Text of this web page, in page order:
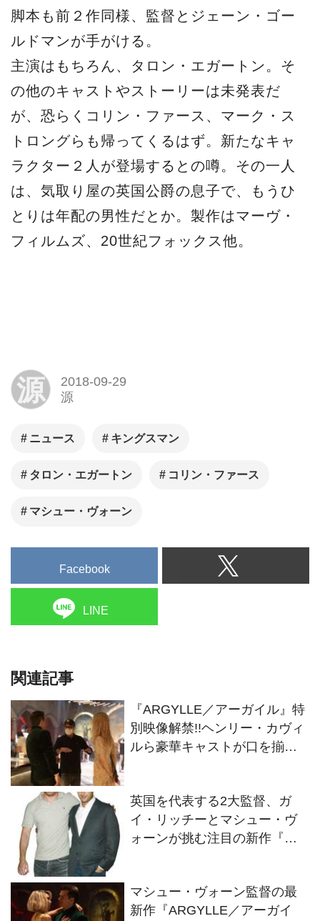
脚本も前２作同様、監督とジェーン・ゴー
ルドマンが手がける。
主演はもちろん、タロン・エガートン。そ
の他のキャストやストーリーは未発表だ
が、恐らくコリン・ファース、マーク・ス
トロングらも帰ってくるはず。新たなキャ
ラクター２人が登場するとの噂。その一人
は、気取り屋の英国公爵の息子で、もうひ
とりは年配の男性だとか。製作はマーヴ・
フィルムズ、20世紀フォックス他。
源
2018-09-29
源
ニュース キングスマン
タロン・エガートン コリン・ファース
マシュー・ヴォーン
Facebook
LINE
関連記事
『ARGYLLE／アーガイル』特
別映像解禁!!ヘンリー・カヴィ
ルら豪華キャストが口を揃え
英国を代表する2大監督、ガ
イ・リッチーとマシュー・ヴ
ォーンが挑む注目の新作『コ
マシュー・ヴォーン監督の最
新作『ARGYLLE／アーガイ